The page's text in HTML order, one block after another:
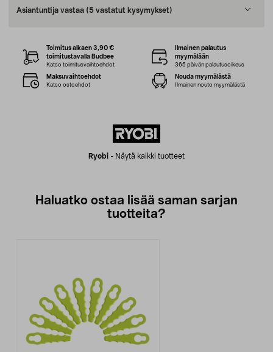
Asiantuntija vastaa (5 vastatut kysymykset)
Ryobi - Näytä kaikki tuotteet
Toimitus alkaen 3,90 €
toimitustavalla Budbee
Katso toimitusvaihtoehdot
Ilmainen palautus
myymälään
365 päivän palautusoikeus
Maksuvaihtoehdot
Katso ostoehdot
Nouda myymälästä
Ilmainen nouto myymälästä
Haluatko ostaa lisää saman sarjan
tuotteita?